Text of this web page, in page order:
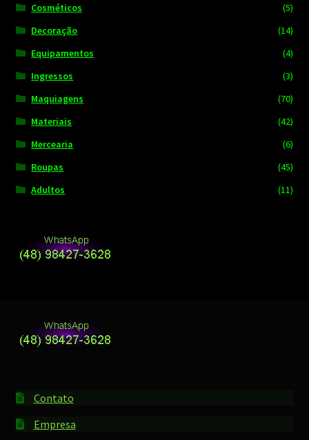
Cosméticos
(5)
Decoração
(14)
Equipamentos
(4)
Ingressos
(3)
Maquiagens
(70)
Materiais
(42)
Mercearia
(6)
Roupas
(45)
Adultos
(11)
Contato
Empresa